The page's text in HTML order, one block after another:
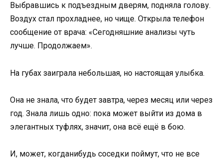
Выбравшись к подъездным дверям, подняла голову.
Воздух стал прохладнее, но чище. Открыла телефон
сообщение от врача: «Сегодняшние анализы чуть
лучше. Продолжаем».
На губах заиграла небольшая, но настоящая улыбка.
Она не знала, что будет завтра, через месяц или через
год. Знала лишь одно: пока может выйти из дома в
элегантных туфлях, значит, она всё ещё в бою.
И, может, когданибудь соседки поймут, что не все